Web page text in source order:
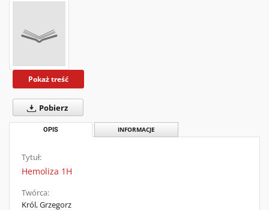
Pokaż treść
Pobierz
OPIS INFORMACJE
Tytuł:
Hemoliza 1H
Twórca:
Król, Grzegorz